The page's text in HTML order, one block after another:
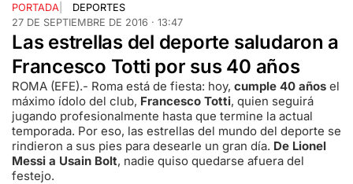
PORTADA
DEPORTES
27 DE SEPTIEMBRE DE 2016 · 13:47
Las estrellas del deporte saludaron a
Francesco Totti por sus 40 años
ROMA (EFE).- Roma está de fiesta: hoy, cumple 40 años el
máximo ídolo del club, Francesco Totti, quien seguirá
jugando profesionalmente hasta que termine la actual
temporada. Por eso, las estrellas del mundo del deporte se
rindieron a sus pies para desearle un gran día. De Lionel
Messi a Usain Bolt, nadie quiso quedarse afuera del
festejo.